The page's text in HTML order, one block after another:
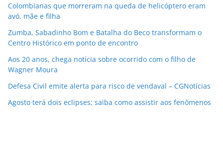
Colombianas que morreram na queda de helicóptero eram
avó, mãe e filha
Zumba, Sabadinho Bom e Batalha do Beco transformam o
Centro Histórico em ponto de encontro
Aos 20 anos, chega notícia sobre ocorrido com o filho de
Wagner Moura
Defesa Civil emite alerta para risco de vendaval – CGNotícias
Agosto terá dois eclipses; saiba como assistir aos fenômenos